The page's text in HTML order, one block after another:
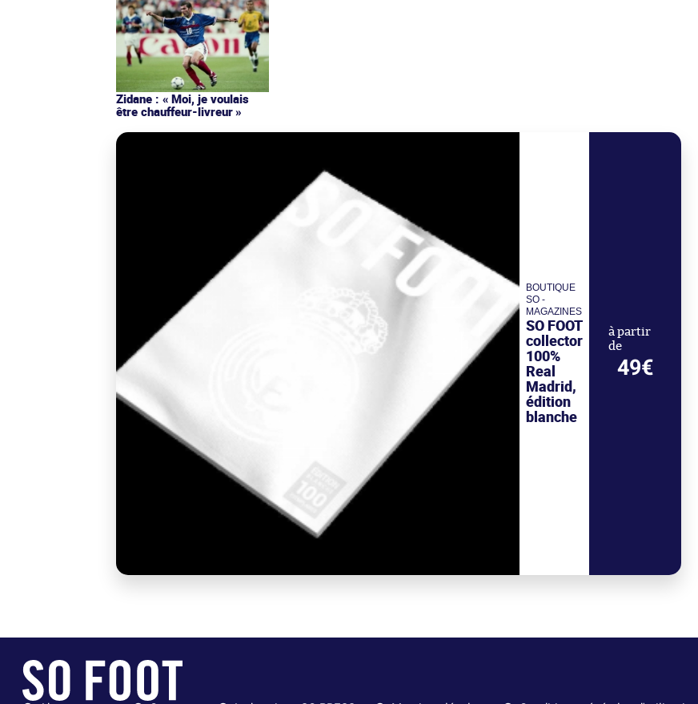
Zidane : « Moi, je voulais
être chauffeur-livreur »
BOUTIQUE
SO -
MAGAZINES
SO FOOT
collector
100%
Real
Madrid,
édition
blanche
à partir
de
49€